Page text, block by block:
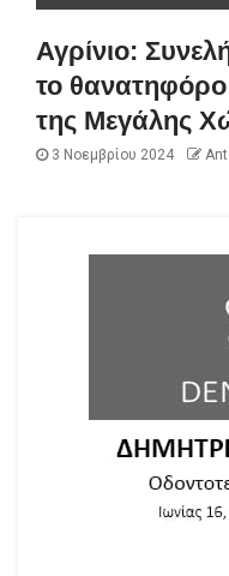
Αγρίνιο:
το
της Μεγάλης
3 Νοεμβρίου 2024